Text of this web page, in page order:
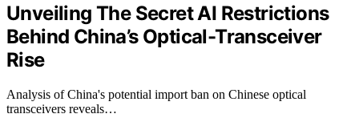
Unveiling The Secret AI Restrictions
Behind China’s Optical-Transceiver
Rise
Analysis of China's potential import ban on Chinese optical
transceivers reveals…